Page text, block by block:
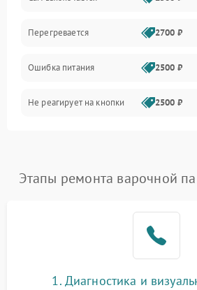
Перегревается 2700 ₽
Ошибка питания 2500 ₽
Не реагирует на кнопки 2500 ₽
Этапы ремонта варочной
1. Диагностика и